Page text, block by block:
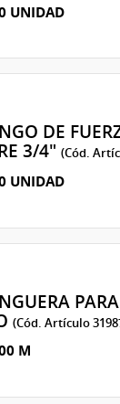
UNIDAD
DE
3/4"(Cód.
UNIDAD
(Cód. Artículo
M